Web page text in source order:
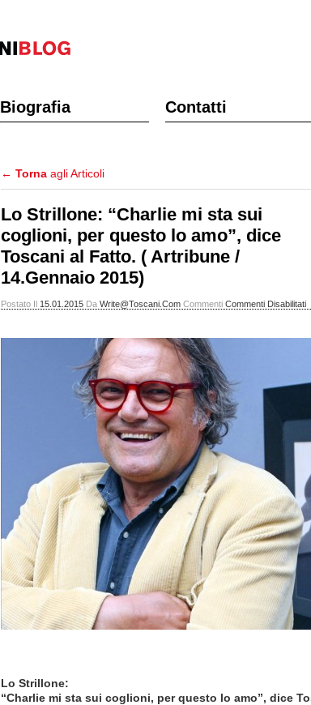
Biografia Contatti
← Torna agli Articoli
Lo Strillone: “Charlie mi sta sui
coglioni, per questo lo amo”, dice
Toscani al Fatto. ( Artribune /
14.Gennaio 2015)
Postato Il 15.01.2015 Da Write@toscani.com Commenti Commenti DisabilitatiSu
(
Lo Strillone:
“Charlie mi sta sui coglioni, per questo lo amo”, dice